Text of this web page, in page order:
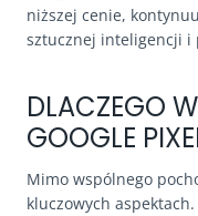
niższej cenie,
sztucznej inteligencji i
DLACZEGO
GOOGLE
Mimo wspólnego
kluczowych